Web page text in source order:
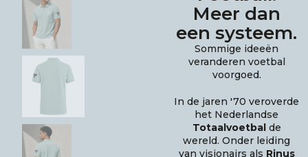
Meer dan
een systeem.
Sommige ideeën
veranderen voetbal
voorgoed.
In de jaren '70 veroverde
het Nederlandse
Totaalvoetbalde
wereld. Onder leiding
van visionairs als Rinus